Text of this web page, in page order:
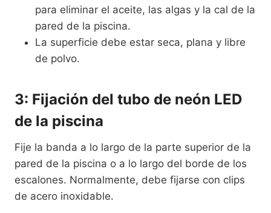
para eliminar el aceite, las algas y la cal de la
pared de la piscina.
La superficie debe estar seca, plana y libre
de polvo.
3: Fijación del tubo de neón LED
de la piscina
Fije la banda a lo largo de la parte superior de la
pared de la piscina o a lo largo del borde de los
escalones. Normalmente, debe fijarse con clips
de acero inoxidable.